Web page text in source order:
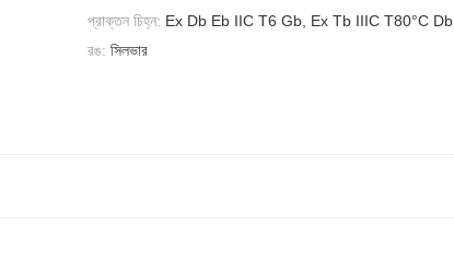
প্রাক্তন চিহ্ন: Ex Db Eb IIC T6 Gb, Ex Tb IIIC T80°C Db
রঙ: সিলভার